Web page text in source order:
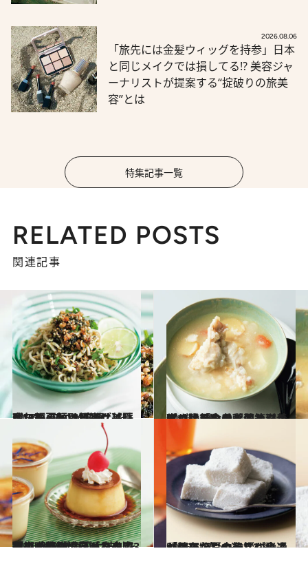
2026.08.06
「旅先には金髪ウィッグを持参」日本
と同じメイクでは損してる!? 美容ジャ
ーナリストが提案する“掟破りの旅美
容”とは
特集記事一覧
RELATED POSTS
関連記事
2026.6.20
今年の夏麺は“変化球”で。プロが厳選した、ヘルシーかつ最高に美味しい麺＆トッピング【夏ギフト・お取り寄せ】
贈りもの 2026.6.20
まさに「食べる薬箱」！ プロ絶賛の参鶏湯と滋養粥で猛暑を乗り切る【養生ごはんとお粥のお取り寄せ】3選
贈りもの
2026.6.20
あの喫茶店のプリンや中華街の行列ソフトを自宅で！ 食のプロが太鼓判を押す、絶対に喜ばれる「ひんやり濃厚ギフト」3選
贈りもの 2026.6.20
【保存版】センスが光る「端正なお中元」。食通が選ぶ、夏の挨拶にふさわしい“涼”の逸品3選
贈りもの